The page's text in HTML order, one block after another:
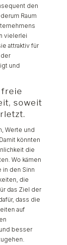
den
Raum
vielerlei
attraktiv für
und
freie
soweit
Werte und
könnten
die
Wo kämen
in den Sinn
die
das Ziel der
dass die
auf
besser